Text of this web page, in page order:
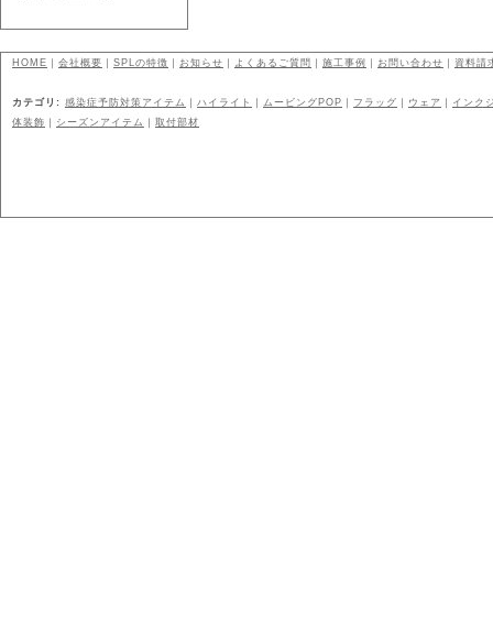
HOME ｜ 会社概要 ｜ SPLの特徴 ｜ お知らせ ｜ よくあるご質問 ｜ 施工事例 ｜ お問い合わせ ｜ 資料請
カテゴリ: 感染症予防対策アイテム ｜ ハイライト ｜ ムービングPOP ｜ フラッグ ｜ ウェア ｜ インク
体装飾 ｜ シーズンアイテム ｜ 取付部材